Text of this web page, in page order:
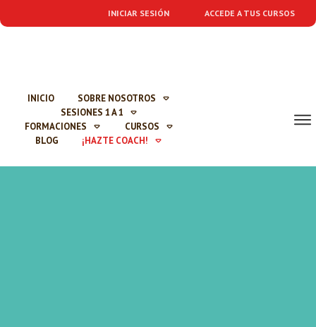
INICIAR SESIÓN ACCEDE A TUS CURSOS
INICIO
SOBRE NOSOTROS
SESIONES 1 A 1
FORMACIONES
CURSOS
BLOG
¡HAZTE COACH!